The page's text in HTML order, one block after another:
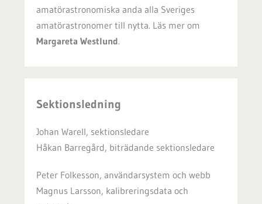
amatörastronomiska anda alla Sveriges
amatörastronomer till nytta. Läs mer om
Margareta Westlund.
Sektionsledning
Johan Warell, sektionsledare
Håkan Barregård, biträdande sektionsledare
Peter Folkesson, användarsystem och webb
Magnus Larsson, kalibreringsdata och